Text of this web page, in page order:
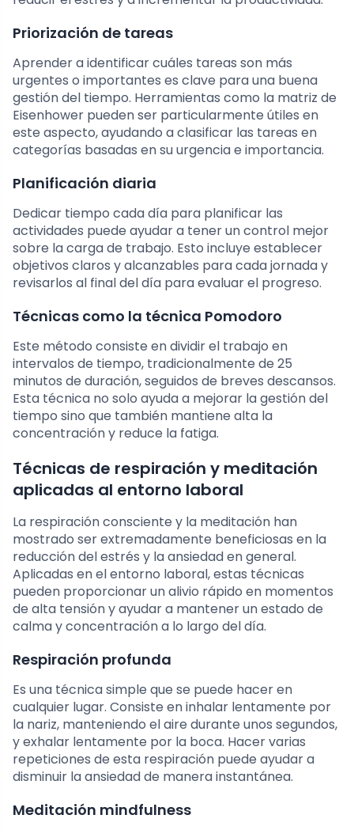
Priorización de tareas
Aprender a identificar cuáles tareas son más
urgentes o importantes es clave para una buena
gestión del tiempo. Herramientas como la matriz de
Eisenhower pueden ser particularmente útiles en
este aspecto, ayudando a clasificar las tareas en
categorías basadas en su urgencia e importancia.
Planificación diaria
Dedicar tiempo cada día para planificar las
actividades puede ayudar a tener un control mejor
sobre la carga de trabajo. Esto incluye establecer
objetivos claros y alcanzables para cada jornada y
revisarlos al final del día para evaluar el progreso.
Técnicas como la técnica Pomodoro
Este método consiste en dividir el trabajo en
intervalos de tiempo, tradicionalmente de 25
minutos de duración, seguidos de breves descansos.
Esta técnica no solo ayuda a mejorar la gestión del
tiempo sino que también mantiene alta la
concentración y reduce la fatiga.
Técnicas de respiración y meditación
aplicadas al entorno laboral
La respiración consciente y la meditación han
mostrado ser extremadamente beneficiosas en la
reducción del estrés y la ansiedad en general.
Aplicadas en el entorno laboral, estas técnicas
pueden proporcionar un alivio rápido en momentos
de alta tensión y ayudar a mantener un estado de
calma y concentración a lo largo del día.
Respiración profunda
Es una técnica simple que se puede hacer en
cualquier lugar. Consiste en inhalar lentamente por
la nariz, manteniendo el aire durante unos segundos,
y exhalar lentamente por la boca. Hacer varias
repeticiones de esta respiración puede ayudar a
disminuir la ansiedad de manera instantánea.
Meditación mindfulness